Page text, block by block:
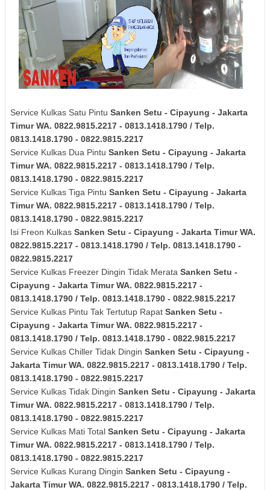
Service Kulkas Satu Pintu Sanken Setu - Cipayung - Jakarta
TimurWA. 0822.9815.2217 - 0813.1418.1790 / Telp.
0813.1418.1790 - 0822.9815.2217
Service Kulkas Dua Pintu Sanken Setu - Cipayung - Jakarta
TimurWA. 0822.9815.2217 - 0813.1418.1790 / Telp.
0813.1418.1790 - 0822.9815.2217
Service Kulkas Tiga Pintu Sanken Setu - Cipayung - Jakarta
TimurWA. 0822.9815.2217 - 0813.1418.1790 / Telp.
0813.1418.1790 - 0822.9815.2217
Isi Freon Kulkas Sanken Setu - Cipayung - Jakarta TimurWA.
0822.9815.2217 - 0813.1418.1790 / Telp. 0813.1418.1790 -
0822.9815.2217
Service Kulkas Freezer Dingin Tidak Merata Sanken Setu -
Cipayung - Jakarta TimurWA. 0822.9815.2217 -
0813.1418.1790 / Telp. 0813.1418.1790 - 0822.9815.2217
Service Kulkas Pintu Tak Tertutup Rapat Sanken Setu -
Cipayung - Jakarta TimurWA. 0822.9815.2217 -
0813.1418.1790 / Telp. 0813.1418.1790 - 0822.9815.2217
Service Kulkas Chiller Tidak Dingin Sanken Setu - Cipayung -
Jakarta TimurWA. 0822.9815.2217 - 0813.1418.1790 / Telp.
0813.1418.1790 - 0822.9815.2217
Service Kulkas Tidak Dingin Sanken Setu - Cipayung - Jakarta
TimurWA. 0822.9815.2217 - 0813.1418.1790 / Telp.
0813.1418.1790 - 0822.9815.2217
Service Kulkas Mati Total Sanken Setu - Cipayung - Jakarta
TimurWA. 0822.9815.2217 - 0813.1418.1790 / Telp.
0813.1418.1790 - 0822.9815.2217
Service Kulkas Kurang Dingin Sanken Setu - Cipayung -
Jakarta TimurWA. 0822.9815.2217 - 0813.1418.1790 / Telp.